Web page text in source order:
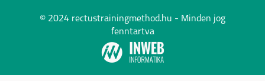
© 2024 rectustrainingmethod.hu - Minden jog
fenntartva